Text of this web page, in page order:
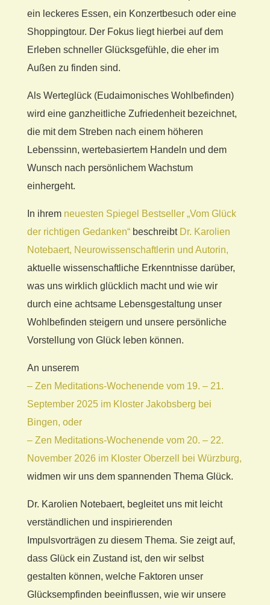
ein leckeres Essen, ein Konzertbesuch oder eine
Shoppingtour. Der Fokus liegt hierbei auf dem
Erleben schneller Glücksgefühle, die eher im
Außen zu finden sind.
Als Werteglück (Eudaimonisches Wohlbefinden)
wird eine ganzheitliche Zufriedenheit bezeichnet,
die mit dem Streben nach einem höheren
Lebenssinn, wertebasiertem Handeln und dem
Wunsch nach persönlichem Wachstum
einhergeht.
In ihrem neuesten Spiegel Bestseller „Vom Glück
der richtigen Gedanken“beschreibt Dr. Karolien
Notebaert, Neurowissenschaftlerin und Autorin,
aktuelle wissenschaftliche Erkenntnisse darüber,
was uns wirklich glücklich macht und wie wir
durch eine achtsame Lebensgestaltung unser
Wohlbefinden steigern und unsere persönliche
Vorstellung von Glück leben können.
An unserem
– Zen Meditations-Wochenende vom 19. – 21.
September 2025 im Kloster Jakobsberg bei
Bingen, oder
– Zen Meditations-Wochenende vom 20. – 22.
November 2026 im Kloster Oberzell bei Würzburg,
widmen wir uns dem spannenden Thema Glück.
Dr. Karolien Notebaert, begleitet uns mit leicht
verständlichen und inspirierenden
Impulsvorträgen zu diesem Thema. Sie zeigt auf,
dass Glück ein Zustand ist, den wir selbst
gestalten können, welche Faktoren unser
Glücksempfinden beeinflussen, wie wir unsere